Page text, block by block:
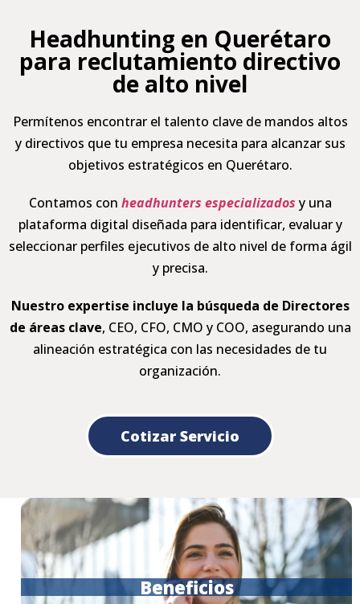
Headhunting en Querétaro
para reclutamiento directivo
de alto nivel
Permítenos encontrar el talento clave de mandos altos
y directivos que tu empresa necesita para alcanzar sus
objetivos estratégicos en Querétaro.
Contamos con headhunters especializados y una
plataforma digital diseñada para identificar, evaluar y
seleccionar perfiles ejecutivos de alto nivel de forma ágil
y precisa.
Nuestro expertise incluye la búsqueda de Directores
de áreas clave, CEO, CFO, CMO y COO, asegurando una
alineación estratégica con las necesidades de tu
organización.
Cotizar Servicio
Beneficios